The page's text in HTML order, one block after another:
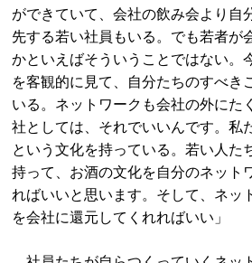
ができていて、会社の飲み会より自
先する若い社員もいる。でも若者が
かといえばそういうことではない。
を客観的に見て、自分たちのすべき
いる。ネットワークも会社の外にた
社としては、それでいいんです。私
という文化を持っている。若い人た
持って、お酒の文化を自分のネット
ればいいと思います。そして、ネッ
を会社に還元してくれればいい」